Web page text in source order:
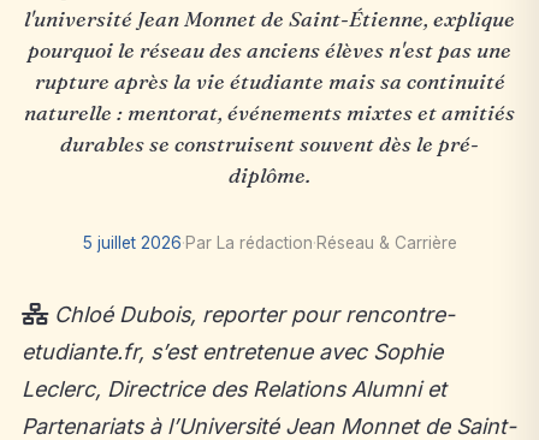
l'université Jean Monnet de Saint-Étienne, explique
pourquoi le réseau des anciens élèves n'est pas une
rupture après la vie étudiante mais sa continuité
naturelle : mentorat, événements mixtes et amitiés
durables se construisent souvent dès le pré-
diplôme.
5 juillet 2026·Par La rédaction·Réseau & Carrière
Chloé Dubois, reporter pour rencontre-
etudiante.fr, s’est entretenue avec Sophie
Leclerc, Directrice des Relations Alumni et
Partenariats à l’Université Jean Monnet de Saint-